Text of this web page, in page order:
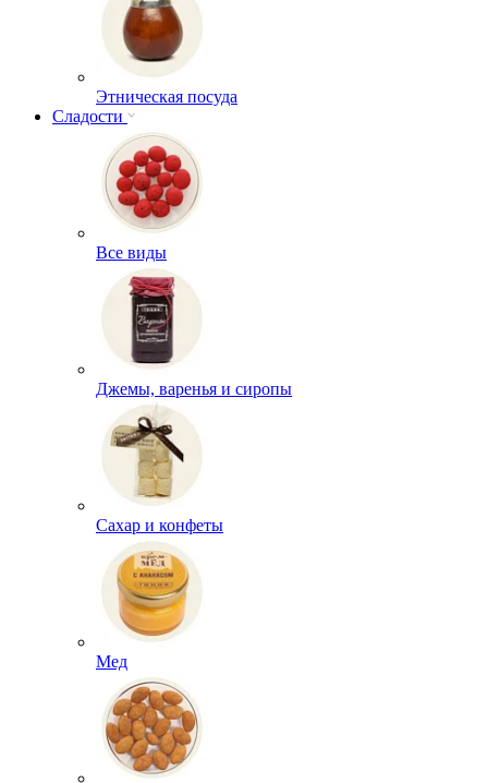
Этническая посуда
Сладости
Все виды
Джемы, варенья и сиропы
Сахар и конфеты
Мед